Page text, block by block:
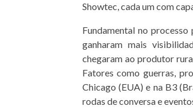
Showtec, cada um com
Fundamental no
ganharam mais
chegaram ao produtor
Fatores como guerras,
Chicago (EUA) e na B3
rodas de conversa e